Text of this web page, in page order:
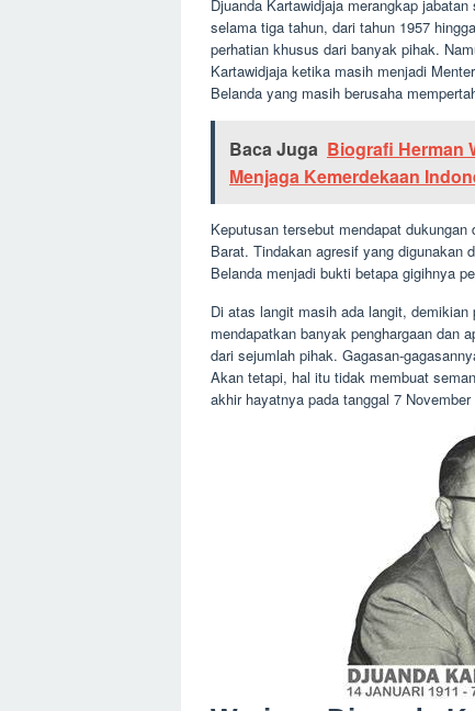
Djuanda Kartawidjaja merangkap
selama tiga tahun, dari tahun 1957
perhatian khusus dari banyak pihak.
Kartawidjaja ketika masih menjadi
Belanda yang masih berusaha
Baca Juga Biografi Herman
Menjaga Kemerdekaan
Keputusan tersebut mendapat
Barat. Tindakan agresif yang digunakan
Belanda menjadi bukti betapa gigihnya
Di atas langit masih ada langit,
mendapatkan banyak penghargaan dan
dari sejumlah pihak. Gagasan-
Akan tetapi, hal itu tidak membuat
akhir hayatnya pada tanggal 7 November